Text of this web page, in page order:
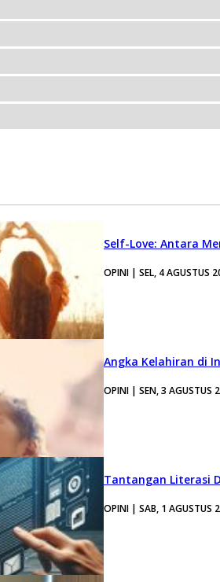
Self-Love: Antara
OPINI | SEL, 4 AGUSTUS
Angka Kelahiran di
OPINI | SEN, 3 AGUSTUS
Tantangan Literasi
OPINI | SAB, 1 AGUSTUS